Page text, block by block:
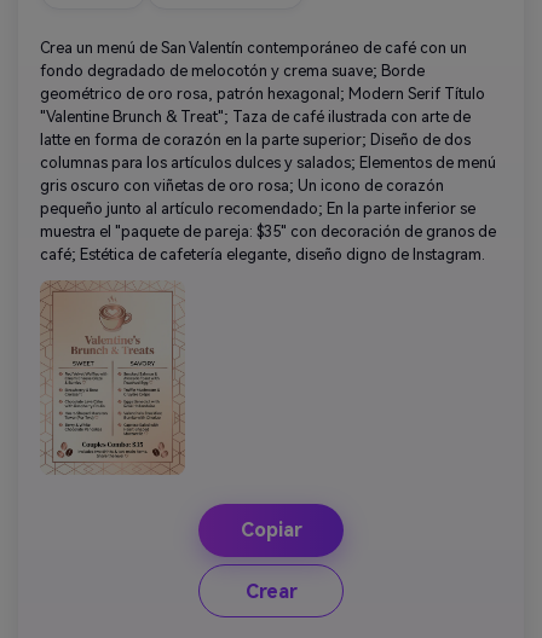
Crea un menú de San Valentín contemporáneo de café con un
fondo degradado de melocotón y crema suave; Borde
geométrico de oro rosa, patrón hexagonal; Modern Serif Título
"Valentine Brunch & Treat"; Taza de café ilustrada con arte de
latte en forma de corazón en la parte superior; Diseño de dos
columnas para los artículos dulces y salados; Elementos de menú
gris oscuro con viñetas de oro rosa; Un icono de corazón
pequeño junto al artículo recomendado; En la parte inferior se
muestra el "paquete de pareja: $35" con decoración de granos de
café; Estética de cafetería elegante, diseño digno de Instagram.
Copiar
Crear